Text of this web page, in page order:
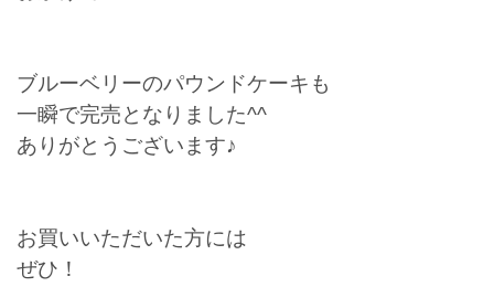
ブルーベリーのパウンドケーキも
一瞬で完売となりました^^
ありがとうございます♪
お買いいただいた方には
ぜひ！